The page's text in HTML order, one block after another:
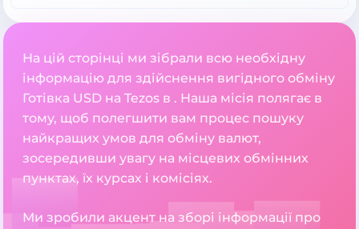
На цій сторінці ми зібрали всю необхідну
інформацію для здійснення вигідного обміну
Готівка USD на Tezos в . Наша місія полягає в
тому, щоб полегшити вам процес пошуку
найкращих умов для обміну валют,
зосередивши увагу на місцевих обмінних
пунктах, їх курсах і комісіях.
Ми зробили акцент на зборі інформації про